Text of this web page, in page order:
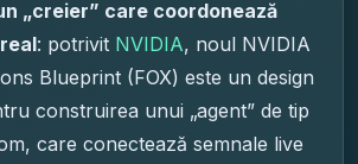
„creier” care coordonează
: potrivit NVIDIA, noul NVIDIA
Blueprint (FOX) este un design
construirea unui „agent” de tip
care conectează semnale live